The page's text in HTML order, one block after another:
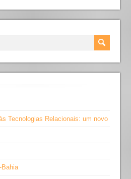
Tecnologias Relacionais: um novo
Bahia